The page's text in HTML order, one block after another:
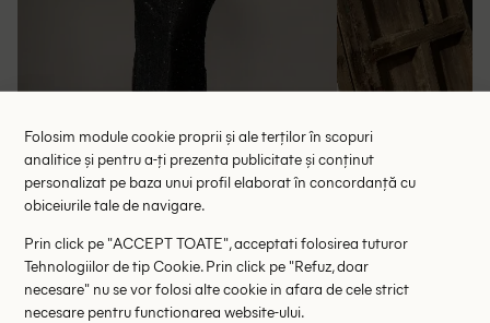
Rochie lunga Missguided, negru
124.50 lei
RRP: 249.00 lei
L
Folosim module cookie proprii și ale terților în scopuri
analitice și pentru a-ți prezenta publicitate și conținut
personalizat pe baza unui profil elaborat în concordanță cu
obiceiurile tale de navigare.
Prin click pe "ACCEPT TOATE", acceptati folosirea tuturor
Tehnologiilor de tip Cookie. Prin click pe "Refuz, doar
necesare" nu se vor folosi alte cookie in afara de cele strict
necesare pentru functionarea website-ului.